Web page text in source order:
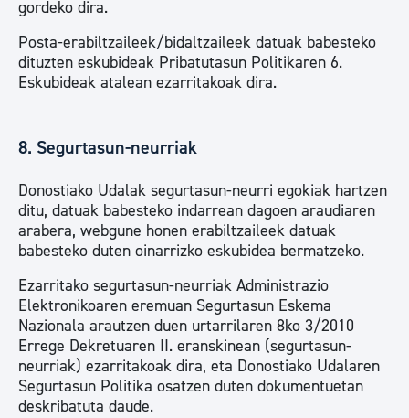
gordeko dira.
Posta-erabiltzaileek/bidaltzaileek datuak babesteko
dituzten eskubideak Pribatutasun Politikaren 6.
Eskubideak atalean ezarritakoak dira.
8. Segurtasun-neurriak
Donostiako Udalak segurtasun-neurri egokiak hartzen
ditu, datuak babesteko indarrean dagoen araudiaren
arabera, webgune honen erabiltzaileek datuak
babesteko duten oinarrizko eskubidea bermatzeko.
Ezarritako segurtasun-neurriak Administrazio
Elektronikoaren eremuan Segurtasun Eskema
Nazionala arautzen duen urtarrilaren 8ko 3/2010
Errege Dekretuaren II. eranskinean (segurtasun-
neurriak) ezarritakoak dira, eta Donostiako Udalaren
Segurtasun Politika osatzen duten dokumentuetan
deskribatuta daude.